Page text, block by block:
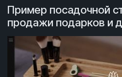
Пример посадочной
продажи подарков и